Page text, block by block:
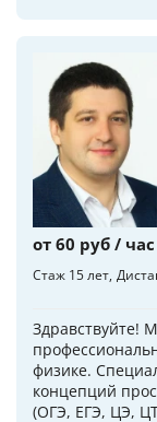
от 60 руб / час
Стаж 15 лет
Здравствуйте!
физике.
концепций
(ОГЭ, ЕГЭ, ЦЭ,